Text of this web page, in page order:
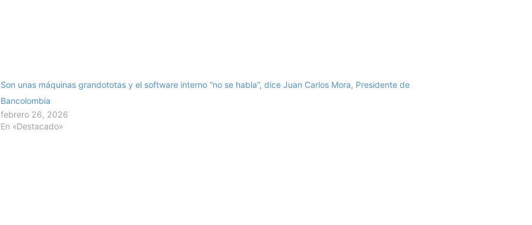
Son unas máquinas grandototas y el software interno “no se habla”, dice Juan Carlos Mora, Presidente de
Bancolombia
febrero 26, 2026
En «Destacado»